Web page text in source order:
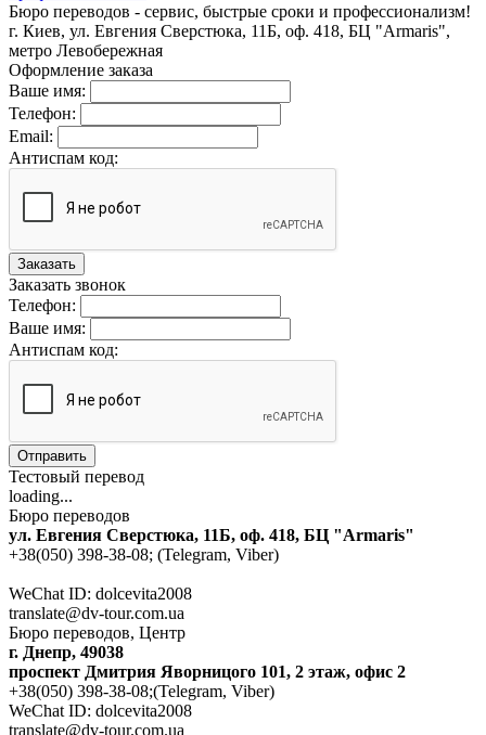
Бюро переводов - сервис, быстрые сроки и профессионализм!
г. Киев, ул. Евгения Сверстюка, 11Б, оф. 418, БЦ "Armaris",
метро Левобережная
Оформление заказа
Ваше имя:
Телефон:
Email:
Антиспам код:
Заказать
Заказать звонок
Телефон:
Ваше имя:
Антиспам код:
Отправить
Тестовый перевод
loading...
Бюро переводов
ул. Евгения Сверстюка, 11Б, оф. 418, БЦ "Armaris"
+38(050) 398-38-08; (Telegram, Viber)
WeChat ID: dolcevita2008
translate@dv-tour.com.ua
Бюро переводов, Центр
г. Днепр, 49038
проспект Дмитрия Яворницого 101, 2 этаж, офис 2
+38(050) 398-38-08;(Telegram, Viber)
WeChat ID: dolcevita2008
translate@dv-tour.com.ua